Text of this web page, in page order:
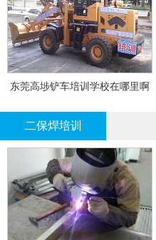
东莞高埗铲车培训学校在哪里啊
二保焊培训